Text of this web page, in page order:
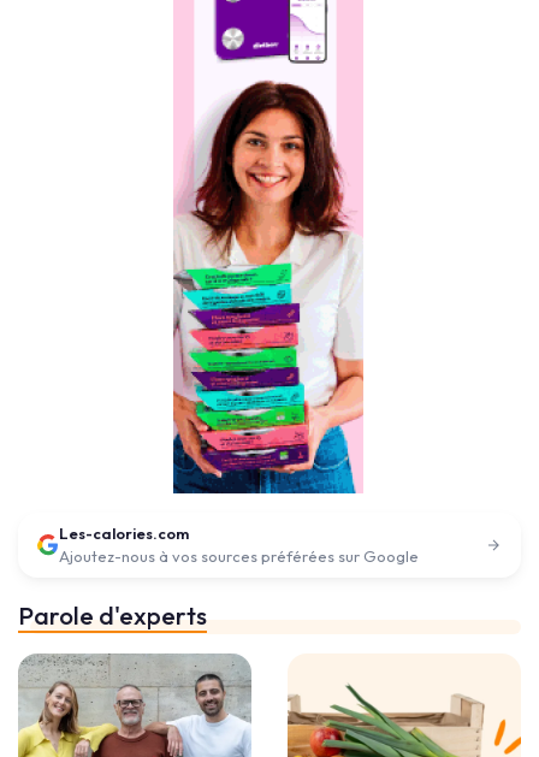
Les-calories.com
Ajoutez-nous à vos sources préférées sur Google
Parole d'experts